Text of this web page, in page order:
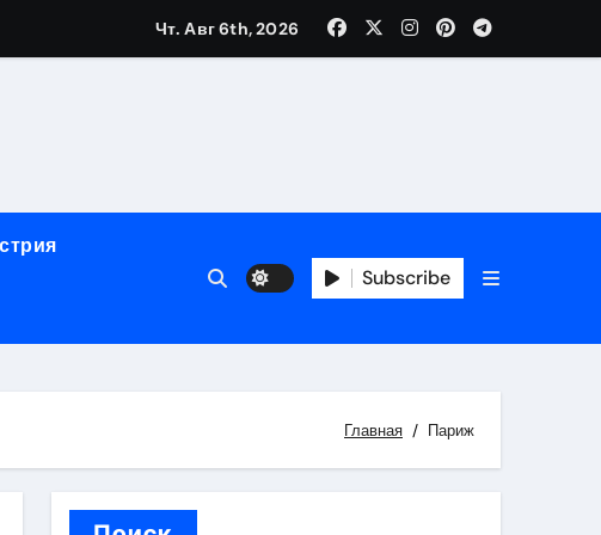
в каталоге
и сроки
оформления сделки
участия с пополнением стейблкоином
Чт. Авг 6th, 2026
Subscribe
Главная Париж